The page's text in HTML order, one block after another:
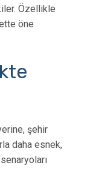
Özellikle
öne
şehir
daha esnek,